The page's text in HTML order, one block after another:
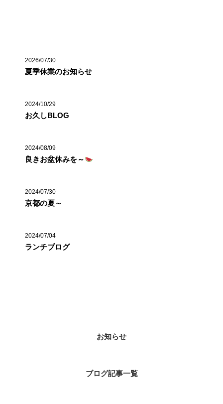
2026/07/30
夏季休業のお知らせ
2024/10/29
お久しBLOG
2024/08/09
良きお盆休みを～
2024/07/30
京都の夏～
2024/07/04
ランチブログ
お知らせ
ブログ記事一覧